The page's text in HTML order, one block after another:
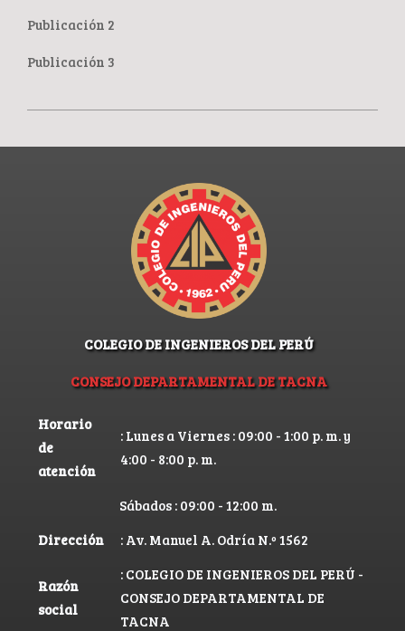
Publicación 2
Publicación 3
COLEGIO DE INGENIEROS DEL PERÚ
CONSEJO DEPARTAMENTAL DE TACNA
Horario
de
atención
: Lunes a Viernes : 09:00 - 1:00 p. m. y
4:00 - 8:00 p. m.
Sábados : 09:00 - 12:00 m.
Dirección
: Av. Manuel A. Odría N.º 1562
Razón
social
: COLEGIO DE INGENIEROS DEL PERÚ -
CONSEJO DEPARTAMENTAL DE
TACNA